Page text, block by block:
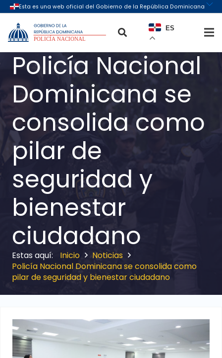
ES
Policía Nacional
Dominicana se
consolida como
pilar de
seguridad y
bienestar
ciudadano
Inicio
Noticias
Policía Nacional Dominicana se consolida como
pilar de seguridad y bienestar ciudadano